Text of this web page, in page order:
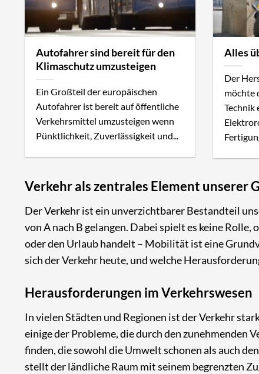
Autofahrer sind bereit für den
Klimaschutz umzusteigen
Ein Großteil der europäischen
Autofahrer ist bereit auf öffentliche
Verkehrsmittel umzusteigen wenn
Pünktlichkeit, Zuverlässigkeit und...
Alles
Der
möchte
Technik
Verkehr als zentrales Element unserer
Der Verkehr ist ein unverzichtbarer Bestandteil
von A nach B gelangen. Dabei spielt es keine
oder den Urlaub handelt – Mobilität ist eine
sich der Verkehr heute, und welche
Herausforderungen im Verkehrswesen
In vielen Städten und Regionen ist der Verkehr
einige der Probleme, die durch den zunehmenden
finden, die sowohl die Umwelt schonen als auch
stellt der ländliche Raum mit seinem begrenzten